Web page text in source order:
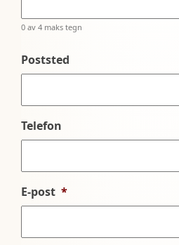
0 av 4 maks tegn
Poststed
Telefon
E-post *